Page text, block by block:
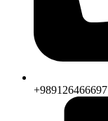
+989126466697